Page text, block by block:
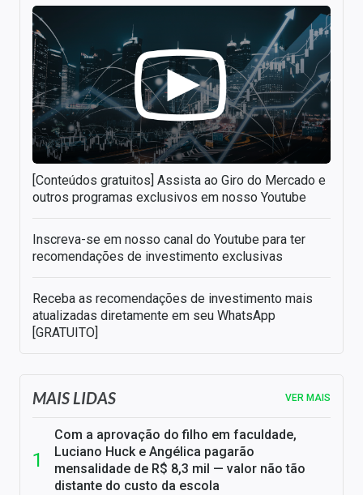
[Conteúdos gratuitos] Assista ao Giro do Mercado e
outros programas exclusivos em nosso Youtube
Inscreva-se em nosso canal do Youtube para ter
recomendações de investimento exclusivas
Receba as recomendações de investimento mais
atualizadas diretamente em seu WhatsApp
[GRATUITO]
MAIS LIDAS VER MAIS
Com a aprovação do filho em faculdade,
Luciano Huck e Angélica pagarão
mensalidade de R$ 8,3 mil — valor não tão
distante do custo da escola